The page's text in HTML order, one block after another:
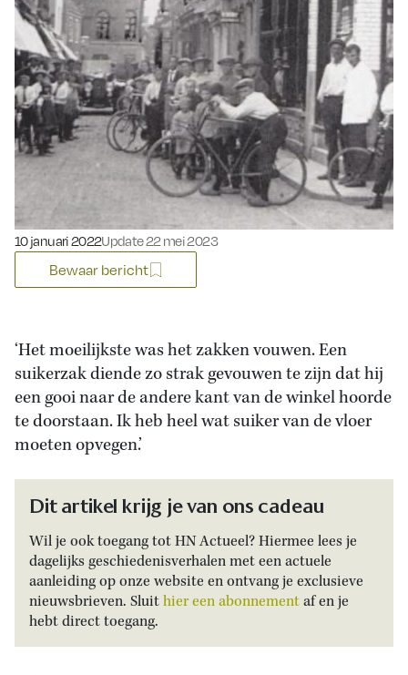
Gepubliceerd op:
10 januari 2022Update 22 mei 2023
Bewaar bericht
‘Het moeilijkste was het zakken vouwen. Een
suikerzak diende zo strak gevouwen te zijn dat hij
een gooi naar de andere kant van de winkel hoorde
te doorstaan. Ik heb heel wat suiker van de vloer
moeten opvegen.’
Dit artikel krijg je van ons cadeau
Wil je ook toegang tot HN Actueel? Hiermee lees je
dagelijks geschiedenisverhalen met een actuele
aanleiding op onze website en ontvang je exclusieve
nieuwsbrieven. Sluithier een abonnementaf en je
hebt direct toegang.